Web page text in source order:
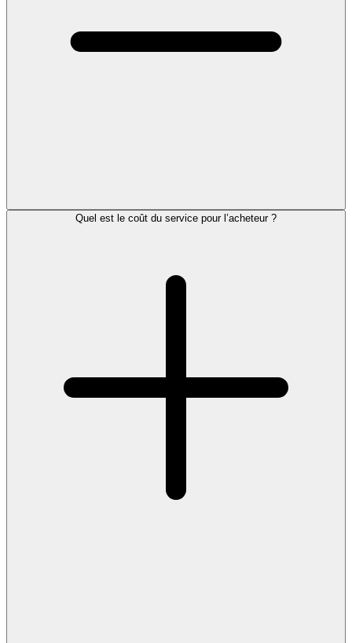
Quel est le coût du service pour l’acheteur ?